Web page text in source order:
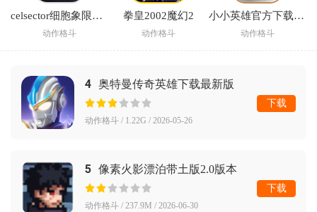
celsector细胞象限最新版
动作格斗
拳皇2002魔幻2
动作格斗
小小英雄官方下载正版
动作格斗
4 奥特曼传奇英雄下载最新版
动作格斗 / 1.22G / 2026-05-26
下载
5 像素火影漂泊带土版2.0版本
动作格斗 / 237.9M / 2026-06-30
下载